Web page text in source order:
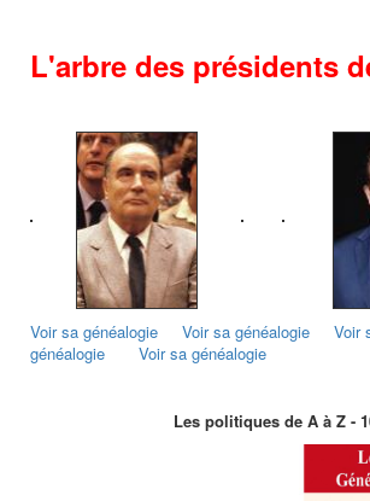
L'arbre des présidents
Voir sa généalogie Voir sa généalogie Voir
généalogie
Voir sa généalogie
Les politiques de A à Z -